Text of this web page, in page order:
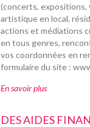
(concerts, expositions,
artistique en local,
actions et médiations
en tous genres,
vos coordonnées en
formulaire du site :
En savoir plus
DES AIDES